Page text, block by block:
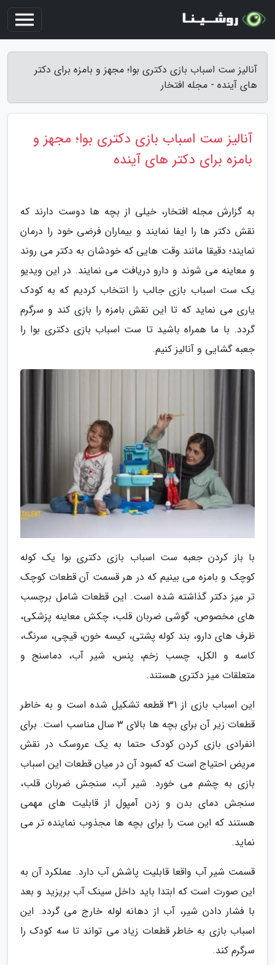
آنالیز ست اسباب بازی دکتری بوا؛ مجهز و بامزه برای دکتر
های آینده - مجله افتخار
آنالیز ست اسباب بازی دکتری بوا؛ مجهز و
بامزه برای دکتر های آینده
به گزارش مجله افتخار، خیلی از بچه ها دوست دارند که
نقش دکتر ها را ایفا نمایند و بیماران فرضی خود را درمان
نمایند؛ دقیقا مانند وقت هایی که خودشان به دکتر می روند
و معاینه می شوند و دارو دریافت می نمایند. در این ویدیو
یک ست اسباب بازی جالب را انتخاب کردیم که به کودک
یاری می نماید که تا این نقش بامزه را بازی کند و سرگرم
گردد. با ما همراه باشید تا ست اسباب بازی دکتری بوا را
جعبه گشایی و آنالیز کنیم.
با باز کردن جعبه ست اسباب بازی دکتری بوا یک کوله
کوچک و بامزه می بینیم که در هر قسمت آن قطعات کوچک
تر میز دکتر گذاشته شده است. این قطعات شامل برچسب
های مخصوص، گوشی ضربان قلب، چکش معاینه پزشکی،
ظرف های دارو، بند کوله پشتی، کیسه خون، قیچی، سرنگ،
کاسه و الکل، چسب زخم، پنس، شیر آب، دماسنج و
متعلقات میز دکتری هستند.
این اسباب بازی از 31 قطعه تشکیل شده است و به خاطر
قطعات زیر آن برای بچه ها بالای 3 سال مناسب است. برای
انفرادی بازی کردن کودک حتما به یک عروسک در نقش
مریض احتیاج است که کمبود آن در میان قطعات این اسباب
بازی به چشم می خورد. شیر آب، سنجش ضربان قلب،
سنجش دمای بدن و زدن آمپول از قابلیت های مهمی
هستند که این ست را برای بچه ها مجذوب نماینده تر می
نماید.
قسمت شیر آب واقعا قابلیت پاشش آب دارد. عملکرد آن به
این صورت است که ابتدا باید داخل سینک آب بریزید و بعد
با فشار دادن شیر، آب از دهانه لوله خارج می گردد. این
اسباب بازی به خاطر قطعات زیاد می تواند تا سه کودک را
سرگرم کند.